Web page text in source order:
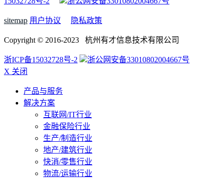
sitemap 用户协议 隐私政策
Copyright © 2016-2023 杭州有才信息技术有限公司
浙ICP备15032728号-2
浙公网安备33010802004667号
X 关闭
产品与服务
解决方案
互联网/IT行业
金融保险行业
生产/制造行业
地产/建筑行业
快消/零售行业
物流/运输行业